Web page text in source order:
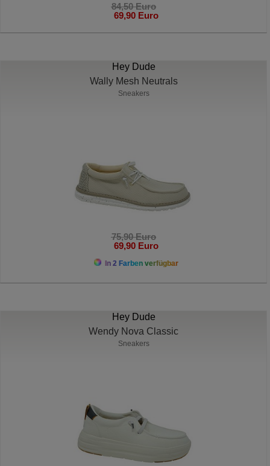
84,50 Euro
69,90 Euro
Hey Dude
Wally Mesh Neutrals
Sneakers
75,90 Euro
69,90 Euro
In 2 Farben verfügbar
Hey Dude
Wendy Nova Classic
Sneakers